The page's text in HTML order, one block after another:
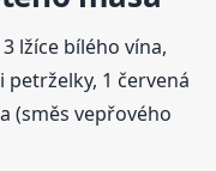
lžíce bílého vína,
1 červená
(směs vepřového